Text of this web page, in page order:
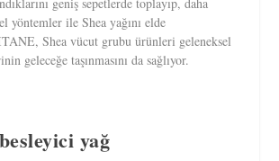
geniş sepetlerde toplayıp, daha
yöntemler ile Shea yağını elde
Shea vücut grubu ürünleri geleneksel
geleceğe taşınmasını da sağlıyor.
yağ